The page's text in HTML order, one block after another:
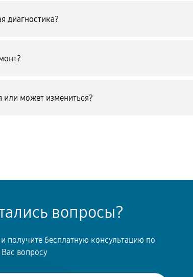
диагностика?
или может измениться?
вопросы?
и получите бесплатную консультацию по
вопросу